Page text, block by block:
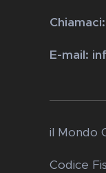
Chiamaci:
E-mail:
il Mondo
Codice